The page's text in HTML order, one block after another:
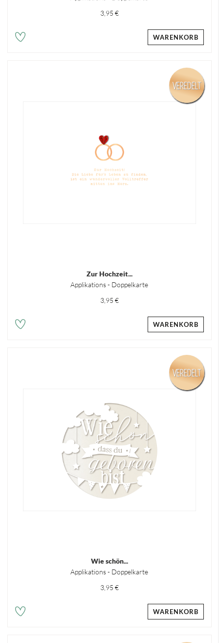
3,95 €
WARENKORB
Zur Hochzeit...
Applikations - Doppelkarte
3,95 €
VEREDELT
WARENKORB
Wie schön...
Applikations - Doppelkarte
3,95 €
VEREDELT
WARENKORB